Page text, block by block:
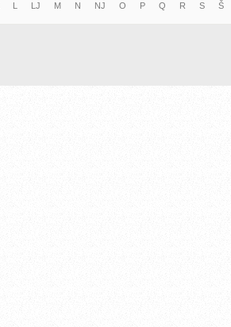
L LJ M N NJ O P Q R S Š